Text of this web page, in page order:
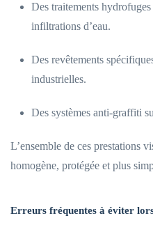
Des traitements
infiltrations d’eau.
Des revêtements
industrielles.
Des systèmes anti-graffiti
L’ensemble de ces prestations
homogène, protégée et plus
Erreurs fréquentes à éviter